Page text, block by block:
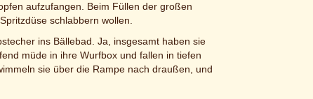
aufzufangen. Beim Füllen der großen
schlabbern wollen.
ins Bällebad. Ja, insgesamt haben sie
müde in ihre Wurfbox und fallen in tiefen
sie über die Rampe nach draußen, und